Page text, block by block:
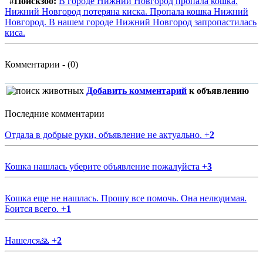
Нижний Новгород потеряна киска. Пропала кошка Нижний
Новгород. В нашем городе Нижний Новгород запропастилась
киса.
Комментарии - (0)
Добавить комментарий к объявлению
Последние комментарии
Отдала в добрые руки, объявление не актуально. +2
Кошка нашлась уберите объявление пожалуйста +3
Кошка еще не нашлась. Прошу все помочь. Она нелюдимая.
Боится всего. +1
Нашелся🙏 +2